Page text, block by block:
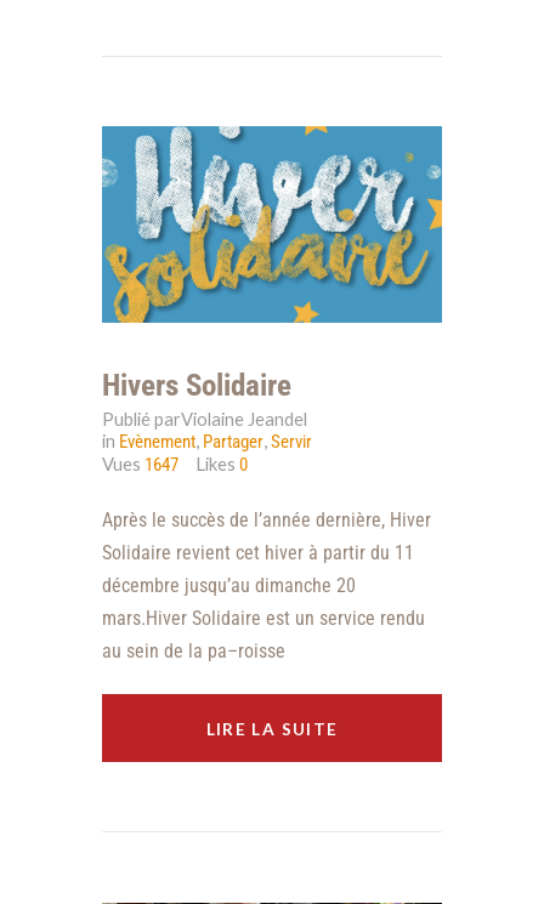
Hivers Solidaire
Publié parViolaine Jeandel
in Evènement, Partager,Servir
Vues 1647 Likes0
Après le succès de l’année dernière, Hiver
Solidaire revient cet hiver à partir du 11
décembre jusqu’au dimanche 20
mars.Hiver Solidaire est un service rendu
au sein de la pa–roisse
LIRE LA SUITE